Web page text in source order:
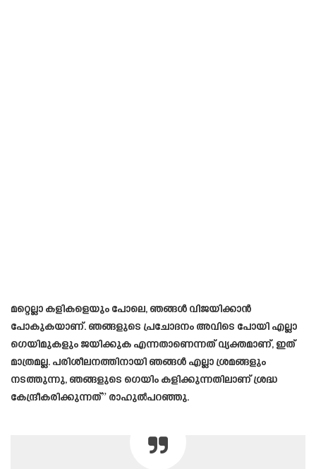
മറ്റെല്ലാ കളികളെയും പോലെ, ഞങ്ങൾ വിജയിക്കാൻ
പോകുകയാണ്. ഞങ്ങളുടെ പ്രചോദനം അവിടെ പോയി എല്ലാ
ഗെയിമുകളും ജയിക്കുക എന്നതാണെന്നത് വ്യക്തമാണ്, ഇത്
മാത്രമല്ല. പരിശീലനത്തിനായി ഞങ്ങൾ എല്ലാ ശ്രമങ്ങളും
നടത്തുന്നു, ഞങ്ങളുടെ ഗെയിം കളിക്കുന്നതിലാണ് ശ്രദ്ധ
കേന്ദ്രീകരിക്കുന്നത്” രാഹുൽപറഞ്ഞു.